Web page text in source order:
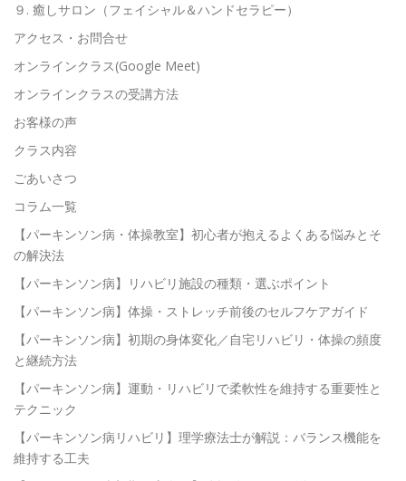
９. 癒しサロン（フェイシャル＆ハンドセラピー）
アクセス・お問合せ
オンラインクラス(Google Meet)
オンラインクラスの受講方法
お客様の声
クラス内容
ごあいさつ
コラム一覧
【パーキンソン病・体操教室】初心者が抱えるよくある悩みとそ
の解決法
【パーキンソン病】リハビリ施設の種類・選ぶポイント
【パーキンソン病】体操・ストレッチ前後のセルフケアガイド
【パーキンソン病】初期の身体変化／自宅リハビリ・体操の頻度
と継続方法
【パーキンソン病】運動・リハビリで柔軟性を維持する重要性と
テクニック
【パーキンソン病リハビリ】理学療法士が解説：バランス機能を
維持する工夫